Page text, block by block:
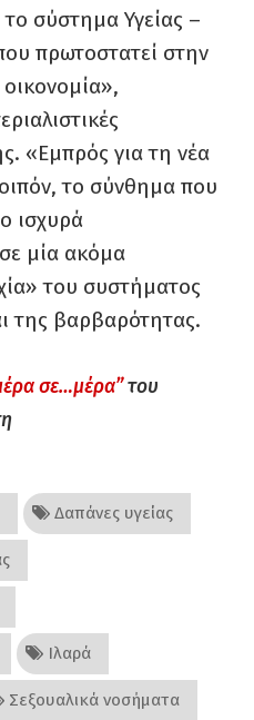
σύστημα Υγείας –
πρωτοστατεί στην
«Εμπρός για τη νέα
το σύνθημα που
ισχυρά
μία ακόμα
του συστήματος
της βαρβαρότητας.
σε…μέρα”του
Δαπάνες υγείας
Ιλαρά
Σεξουαλικά νοσήματα